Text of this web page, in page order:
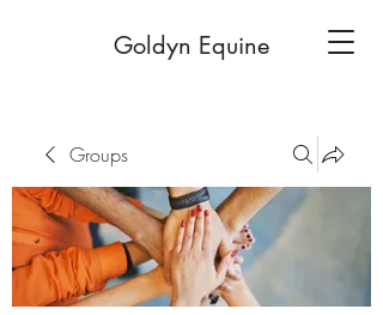
Goldyn Equine
Groups